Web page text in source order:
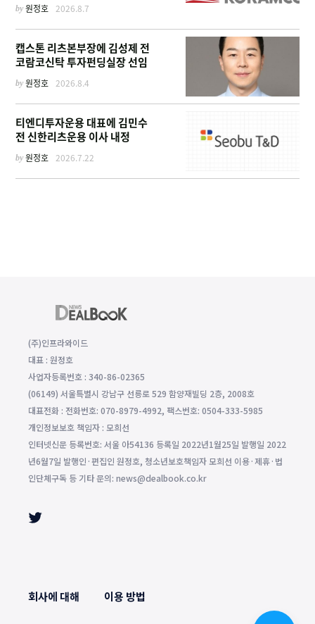
by원정호 2026.8.7
캡스톤 리츠본부장에 김성제 전
코람코신탁 투자펀딩실장 선임
by원정호 2026.8.4
티엔디투자운용 대표에 김민수
전 신한리츠운용 이사 내정
by원정호 2026.7.22
(주)인프라와이드
대표 : 원정호
사업자등록번호 : 340-86-02365
(06149) 서울특별시 강남구 선릉로 529 함양재빌딩 2층, 2008호
대표전화 : 전화번호: 070-8979-4992, 팩스번호: 0504-333-5985
개인정보보호 책임자 : 모희선
인터넷신문 등록번호: 서울 아54136 등록일 2022년1월25일 발행일 2022
년6월7일 발행인·편집인 원정호, 청소년보호책임자 모희선 이용·제휴·법
인단체구독 등 기타 문의: news@dealbook.co.kr
회사에 대해 이용 방법